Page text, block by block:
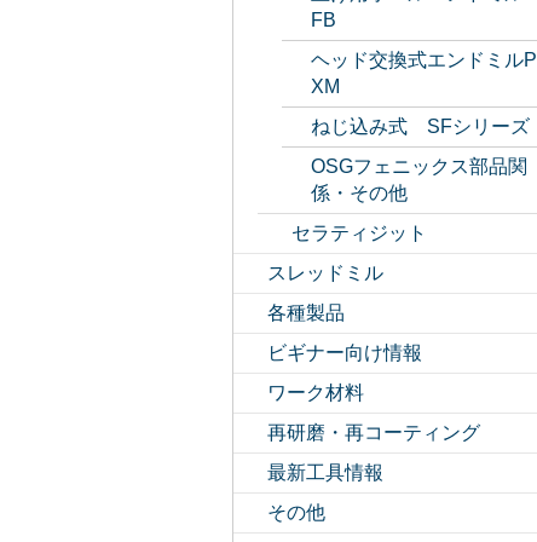
FB
ヘッド交換式エンドミルP
XM
ねじ込み式 SFシリーズ
OSGフェニックス部品関
係・その他
セラティジット
スレッドミル
各種製品
ビギナー向け情報
ワーク材料
再研磨・再コーティング
最新工具情報
その他